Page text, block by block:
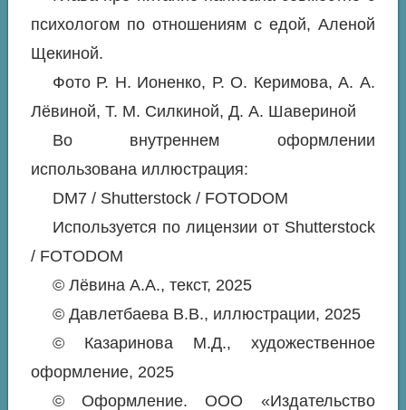
психологом по отношениям с едой, Аленой
Щекиной.
Фото Р. Н. Ионенко, Р. О. Керимова, А. А.
Лёвиной, Т. М. Силкиной, Д. А. Шавериной
Во внутреннем оформлении
использована иллюстрация:
DM7 / Shutterstock / FOTODOM
Используется по лицензии от Shutterstock
/ FOTODOM
© Лёвина А.А., текст, 2025
© Давлетбаева В.В., иллюстрации, 2025
© Казаринова М.Д., художественное
оформление, 2025
© Оформление. ООО «Издательство